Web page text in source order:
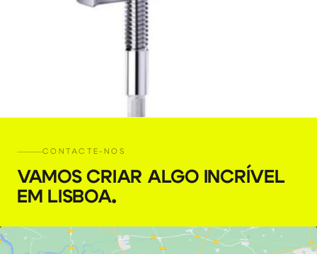
€7,00 + 23% VAT
CONTACTE-NOS
VAMOS CRIAR ALGO INCRÍVEL
EM LISBOA.